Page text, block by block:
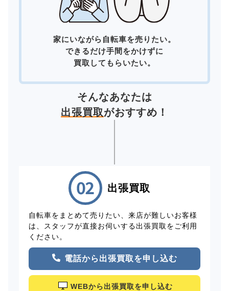
家にいながら自転車を売りたい。
できるだけ手間をかけずに
買取してもらいたい。
そんなあなたは
出張買取がおすすめ！
出張買取
自転車をまとめて売りたい、来店が難しいお客様
は、スタッフが直接お伺いする出張買取をご利用
ください。
電話から出張買取を申し込む
WEBから出張買取を申し込む